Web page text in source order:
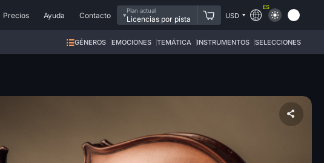
Precios Ayuda Contacto
Plan actual
Licencias por pista USD
ES
GÉNEROS EMOCIONES TEMÁTICA INSTRUMENTOS SELECCIONES